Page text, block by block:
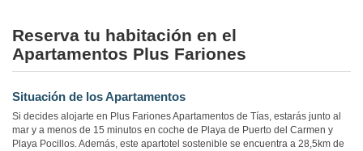
Reserva tu habitación en el
Apartamentos Plus Fariones
Situación de los Apartamentos
Si decides alojarte en Plus Fariones Apartamentos de Tías, estarás junto al
mar y a menos de 15 minutos en coche de Playa de Puerto del Carmen y
Playa Pocillos. Además, este apartotel sostenible se encuentra a 28,5km de